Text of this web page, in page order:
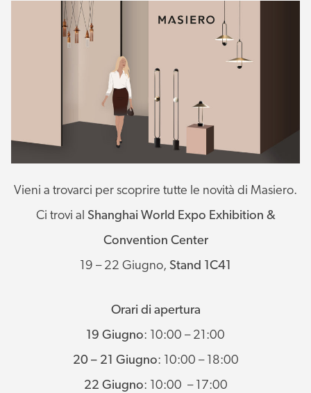
Vieni a trovarci per scoprire tutte le novità di Masiero.
Ci trovi al Shanghai World Expo Exhibition &
Convention Center
19 – 22 Giugno, Stand 1C41
Orari di apertura
19 Giugno: 10:00 – 21:00
20 – 21 Giugno: 10:00 – 18:00
22 Giugno: 10:00 – 17:00